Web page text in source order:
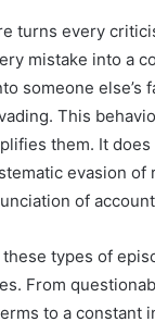
turns every
mistake into a
someone else’s
This
them. It
evasion of
of
types of
From
to a constant